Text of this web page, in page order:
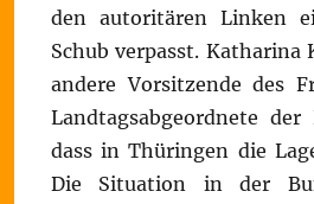
den autoritären Linken
Schub verpasst. Katharina
andere Vorsitzende des
Landtagsabgeordnete
dass in Thüringen die
Die Situation in der